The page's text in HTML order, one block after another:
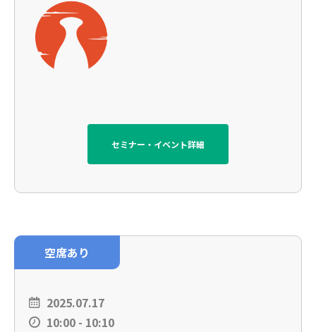
セミナー・イベント詳細
空席あり
2025.07.17
10:00 - 10:10